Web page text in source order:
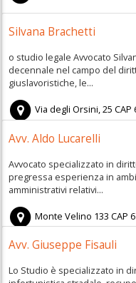
Silvana Brachetti
o studio legale Avvocato
decennale nel campo del
giuslavoristiche, le...
Via degli Orsini, 25 CAP
Avv. Aldo Lucarelli
Avvocato specializzato in
pregressa esperienza in
amministrativi relativi...
Monte Velino 133 CAP
Avv. Giuseppe Fisauli
Lo Studio è specializzato in